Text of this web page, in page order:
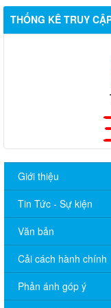
THỐNG KÊ TRUY
Giới thiệu
Tin Tức - Sự kiện
Văn bản
Cải cách hành chính
Phản ánh góp ý